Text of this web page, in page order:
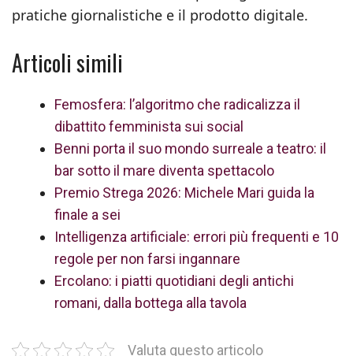
pratiche giornalistiche e il prodotto digitale.
Articoli simili
Femosfera: l’algoritmo che radicalizza il
dibattito femminista sui social
Benni porta il suo mondo surreale a teatro: il
bar sotto il mare diventa spettacolo
Premio Strega 2026: Michele Mari guida la
finale a sei
Intelligenza artificiale: errori più frequenti e 10
regole per non farsi ingannare
Ercolano: i piatti quotidiani degli antichi
romani, dalla bottega alla tavola
Valuta questo articolo